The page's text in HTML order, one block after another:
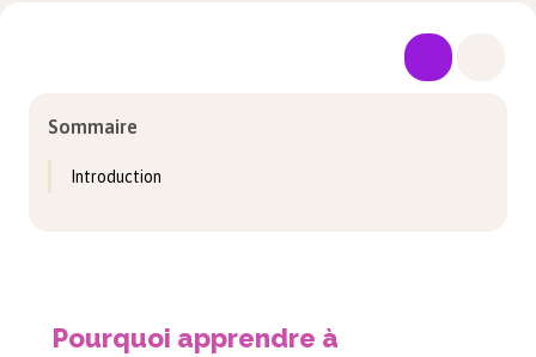
Sommaire
Introduction
Pourquoi apprendre à